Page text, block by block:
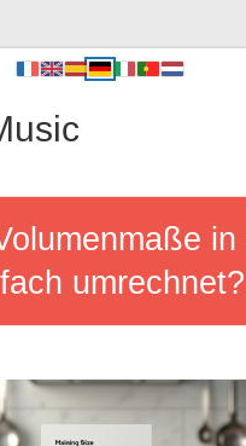
in
umrechnet?